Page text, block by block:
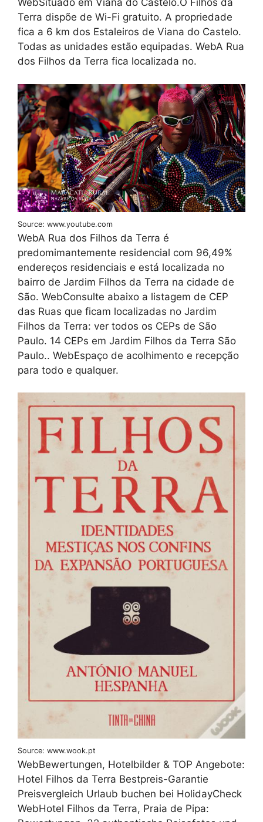
WebSituado em Viana do Castelo.O Filhos da
Terra dispõe de Wi-Fi gratuito. A propriedade
fica a 6 km dos Estaleiros de Viana do Castelo.
Todas as unidades estão equipadas. WebA Rua
dos Filhos da Terra fica localizada no.
Source: www.youtube.com
WebA Rua dos Filhos da Terra é
predomimantemente residencial com 96,49%
endereços residenciais e está localizada no
bairro de Jardim Filhos da Terra na cidade de
São. WebConsulte abaixo a listagem de CEP
das Ruas que ficam localizadas no Jardim
Filhos da Terra: ver todos os CEPs de São
Paulo. 14 CEPs em Jardim Filhos da Terra São
Paulo.. WebEspaço de acolhimento e recepção
para todo e qualquer.
Source: www.wook.pt
WebBewertungen, Hotelbilder & TOP Angebote:
Hotel Filhos da Terra Bestpreis-Garantie
Preisvergleich Urlaub buchen bei HolidayCheck
WebHotel Filhos da Terra, Praia de Pipa: